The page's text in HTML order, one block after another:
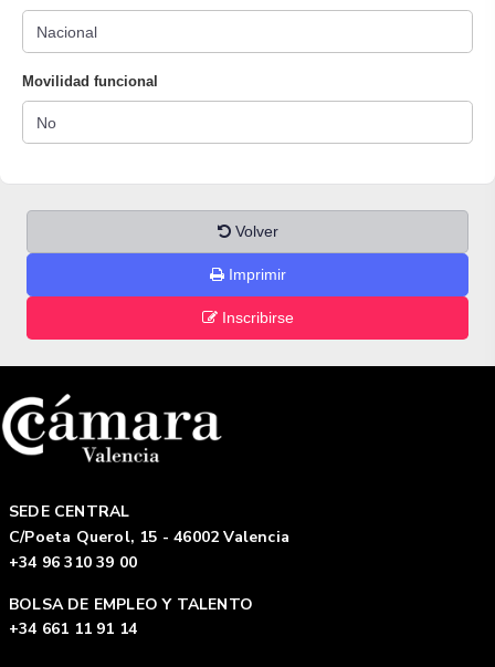
Movilidad funcional
Volver
Imprimir
Inscribirse
SEDE CENTRAL
C/Poeta Querol, 15 - 46002 Valencia
+34 96 310 39 00
BOLSA DE EMPLEO Y TALENTO
+34 661 11 91 14